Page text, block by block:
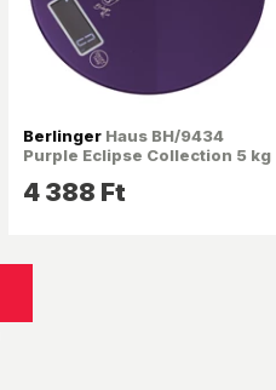
BerlingerHaus BH/9434
Purple Eclipse Collection 5 kg
mérleg
4 388 Ft